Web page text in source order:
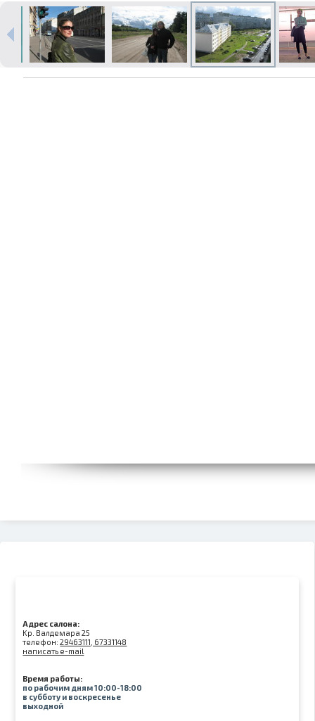
Печать в течение 1 часа в Риге –
закажите онлайн
Различные форматы и виды
Адрес салона:
Kр. Валдемара 25
телефон:29463111, 67331148
написать e-mail
Время работы:
по рабочим дням 10:00-18:00
в субботу и воскресенье
выходной